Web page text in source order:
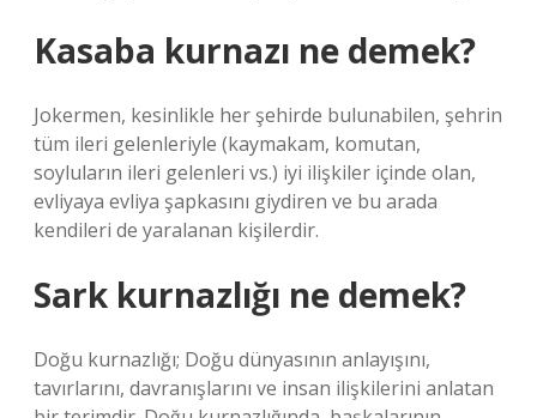
Kasaba kurnazı ne demek?
Jokermen, kesinlikle her şehirde bulunabilen, şehrin
tüm ileri gelenleriyle (kaymakam, komutan,
soyluların ileri gelenleri vs.) iyi ilişkiler içinde olan,
evliyaya evliya şapkasını giydiren ve bu arada
kendileri de yaralanan kişilerdir.
Sark kurnazlığı ne demek?
Doğu kurnazlığı; Doğu dünyasının anlayışını,
tavırlarını, davranışlarını ve insan ilişkilerini anlatan